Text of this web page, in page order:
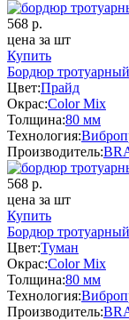
568 р.
цена за шт
Купить
Бордюр
Цвет:Прайд
Окрас:Color Mix
Толщина:80 мм
Технология:
Производитель:
568 р.
цена за шт
Купить
Бордюр
Цвет:Туман
Окрас:Color Mix
Толщина:80 мм
Технология:
Производитель: